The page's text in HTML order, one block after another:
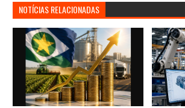
NOTÍCIAS RELACIONADAS